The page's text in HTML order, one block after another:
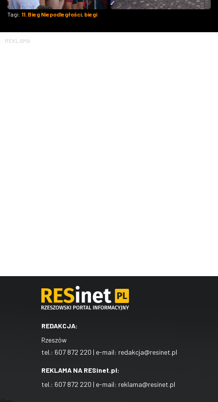
Tagi: 11. Bieg Niepodległości, biegi
REKLAMA
REDAKCJA:
Rzeszów
tel.: 607 872 220 | e-mail: redakcja@resinet.pl
REKLAMA NA RESinet.pl:
tel.: 607 872 220 | e-mail: reklama@resinet.pl